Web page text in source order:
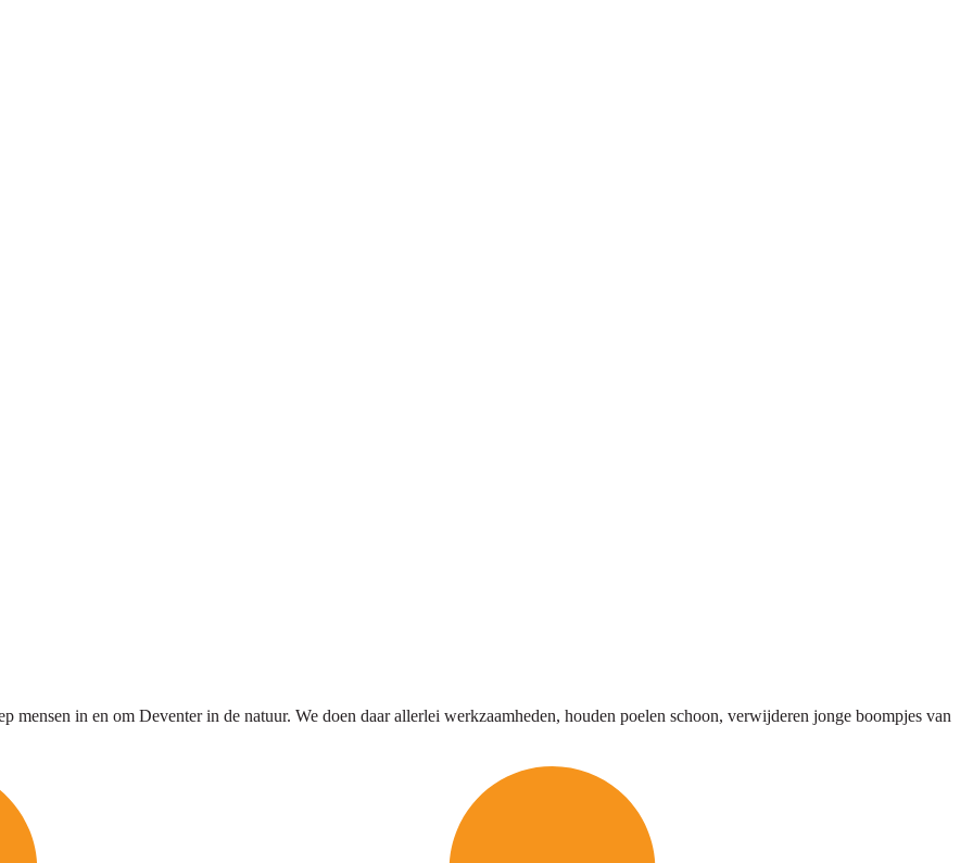
mensen in en om Deventer in de natuur. We doen daar allerlei werkzaamheden, houden poelen schoon, verwijderen jonge boompjes van